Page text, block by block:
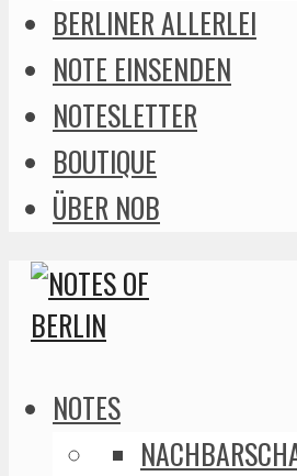
BERLINER ALLERLEI
NOTE EINSENDEN
NOTESLETTER
BOUTIQUE
ÜBER NOB
NOTES